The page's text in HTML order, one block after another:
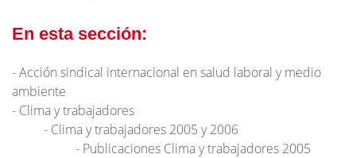
En esta sección:
Acción sindical internacional en salud laboral y medio
ambiente
Clima y trabajadores
Clima y trabajadores 2005 y 2006
Publicaciones Clima y trabajadores 2005